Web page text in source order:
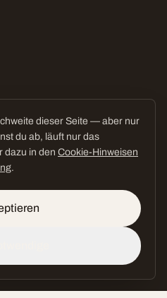
mitten in Heinsberg
dieser Seite — aber nur
du ab, läuft nur das
dazu in den Cookie-Hinweisen
.